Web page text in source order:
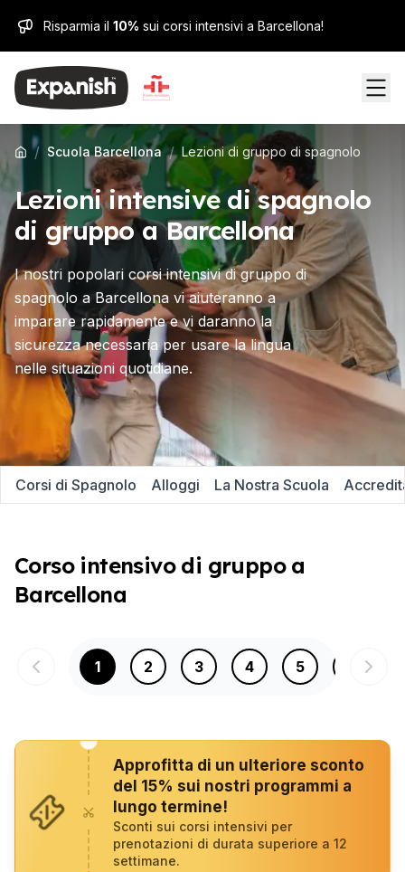
Risparmia il 10% sui corsi intensivi a Barcellona!
/ Scuola Barcellona / Lezioni di gruppo di spagnolo
Lezioni intensive di spagnolo
di gruppo a Barcellona
I nostri popolari corsi intensivi di gruppo di
spagnolo a Barcellona vi aiuteranno a
imparare rapidamente e vi daranno la
sicurezza necessaria per usare la lingua
nelle situazioni quotidiane.
Corsi di Spagnolo Alloggi La Nostra Scuola
Corso intensivo di gruppo a
Barcellona
1 2 3 4 5
Approfitta di un ulteriore sconto
del 15% sui nostri programmi a
lungo termine!
Sconti sui corsi intensivi per
prenotazioni di durata superiore a 12
settimane.